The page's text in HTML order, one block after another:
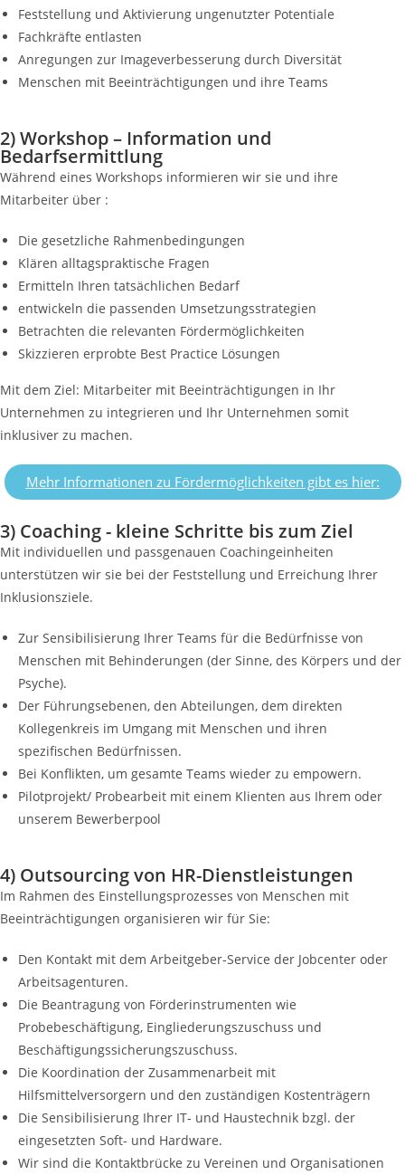
Feststellung und Aktivierung ungenutzter Potentiale
Fachkräfte entlasten
Anregungen zur Imageverbesserung durch Diversität
Menschen mit Beeinträchtigungen und ihre Teams
2) Workshop – Information und
Bedarfsermittlung
Während eines Workshops informieren wir sie und ihre
Mitarbeiter über :
Die gesetzliche Rahmenbedingungen
Klären alltagspraktische Fragen
Ermitteln Ihren tatsächlichen Bedarf
entwickeln die passenden Umsetzungsstrategien
Betrachten die relevanten Fördermöglichkeiten
Skizzieren erprobte Best Practice Lösungen
Mit dem Ziel: Mitarbeiter mit Beeinträchtigungen in Ihr
Unternehmen zu integrieren und Ihr Unternehmen somit
inklusiver zu machen.
Mehr Informationen zu Fördermöglichkeiten gibt es hier:
3) Coaching - kleine Schritte bis zum Ziel
Mit individuellen und passgenauen Coachingeinheiten
unterstützen wir sie bei der Feststellung und Erreichung Ihrer
Inklusionsziele.
Zur Sensibilisierung Ihrer Teams für die Bedürfnisse von
Menschen mit Behinderungen (der Sinne, des Körpers und der
Psyche).
Der Führungsebenen, den Abteilungen, dem direkten
Kollegenkreis im Umgang mit Menschen und ihren
spezifischen Bedürfnissen.
Bei Konflikten, um gesamte Teams wieder zu empowern.
Pilotprojekt/ Probearbeit mit einem Klienten aus Ihrem oder
unserem Bewerberpool
4) Outsourcing von HR-Dienstleistungen
Im Rahmen des Einstellungsprozesses von Menschen mit
Beeinträchtigungen organisieren wir für Sie:
Den Kontakt mit dem Arbeitgeber-Service der Jobcenter oder
Arbeitsagenturen.
Die Beantragung von Förderinstrumenten wie
Probebeschäftigung, Eingliederungszuschuss und
Beschäftigungssicherungszuschuss.
Die Koordination der Zusammenarbeit mit
Hilfsmittelversorgern und den zuständigen Kostenträgern
Die Sensibilisierung Ihrer IT- und Haustechnik bzgl. der
eingesetzten Soft- und Hardware.
Wir sind die Kontaktbrücke zu Vereinen und Organisationen